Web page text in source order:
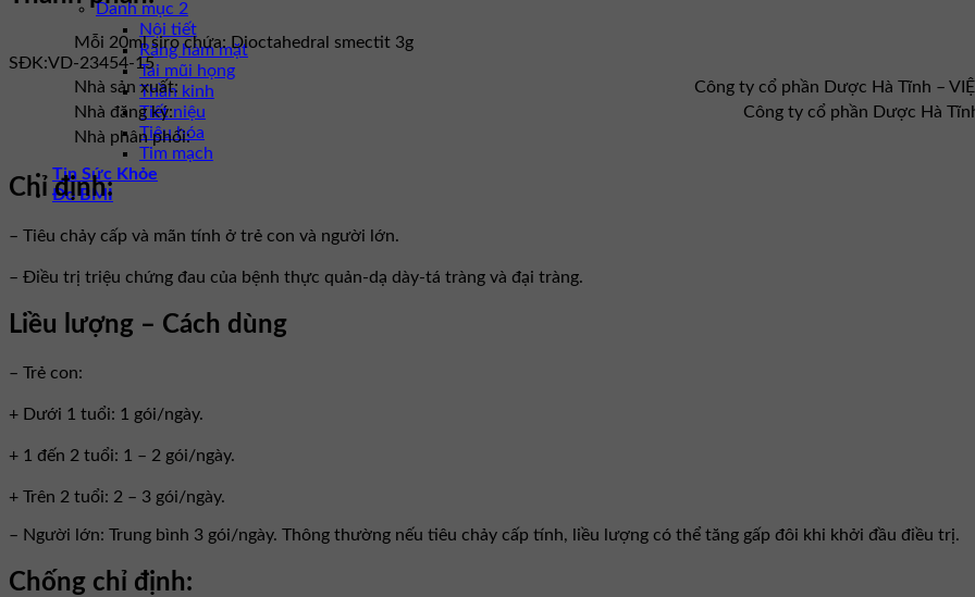
Danh mục 2
Nội tiết
Răng hàm mặt
Tai mũi họng
Thần kinh
Tiết niệu
Tiêu hóa
Tim mạch
Tin Sức Khỏe
Đo BMI
Mỗi 20ml siro chứa: Dioctahedral smectit 3g
SĐK:VD-23454-15
Nhà sản xuất:
Công ty cổ phần Dược Hà Tĩnh –
Nhà đăng ký:
Công ty cổ phần Dược Hà
Nhà phân phối:
Chỉ định:
– Tiêu chảy cấp và mãn tính ở trẻ con và người lớn.
– Ðiều trị triệu chứng đau của bệnh thực quản-dạ dày-tá tràng và đại tràng.
Liều lượng – Cách dùng
– Trẻ con:
+ Dưới 1 tuổi: 1 gói/ngày.
+ 1 đến 2 tuổi: 1 – 2 gói/ngày.
+ Trên 2 tuổi: 2 – 3 gói/ngày.
– Người lớn: Trung bình 3 gói/ngày. Thông thường nếu tiêu chảy cấp tính, liều lượng có thể tăng gấp đôi khi khởi đầu điều trị.
Chống chỉ định: